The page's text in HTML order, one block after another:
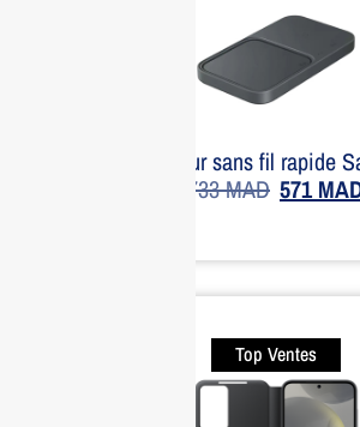
Chargeur sans fil rapide
733MAD 571
Top Ventes